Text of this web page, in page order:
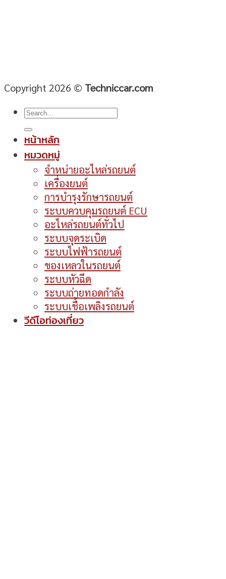
Copyright 2026 © Techniccar.com
หน้าหลัก
หมวดหมู่
จำหน่ายอะไหล่รถยนต์
เครื่องยนต์
การบำรุงรักษารถยนต์
ระบบควบคุมรถยนต์ ECU
อะไหล่รถยนต์ทั่วไป
ระบบจุดระเบิด
ระบบไฟฟ้ารถยนต์
ของเหลวในรถยนต์
ระบบหัวฉีด
ระบบถ่ายทอดกำลัง
ระบบเชื้อเพลิงรถยนต์
วีดีโอท่องเที่ยว